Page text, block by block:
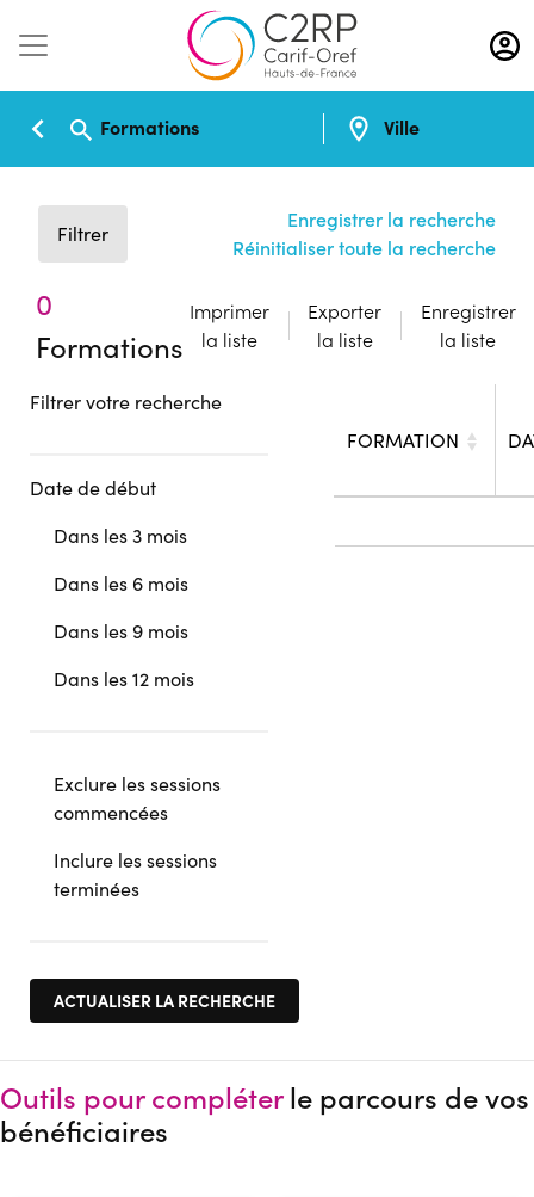
Aller
au
contenu
Formations Ville
Filtrer
Enregistrer la recherche
Réinitialiser toute la recherche
0
Formations
Imprimer
la liste
Exporter
la liste
Enregistrer
la liste
Filtrer votre recherche
Date de début
Dans les 3 mois
Dans les 6 mois
Dans les 9 mois
Dans les 12 mois
Exclure les sessions
commencées
Inclure les sessions
terminées
FORMATION
Outils pour compléterle parcours de vos
bénéficiaires